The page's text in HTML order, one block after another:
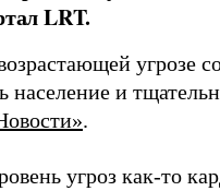
LRT.
угрозе
население и
.
угроз как-то